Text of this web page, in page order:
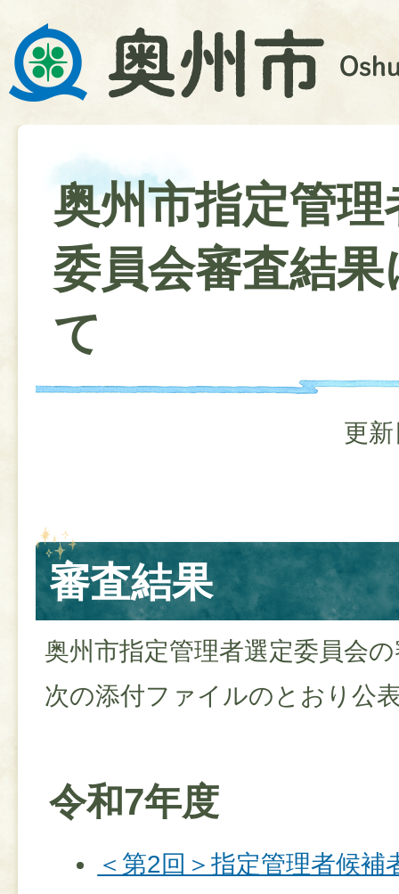
奥州市指定管理
委員会審査結果
て
更
審査結果
奥州市指定管理者選定委員会
次の添付ファイルのとおり公
令和7年度
＜第2回＞指定管理者候補